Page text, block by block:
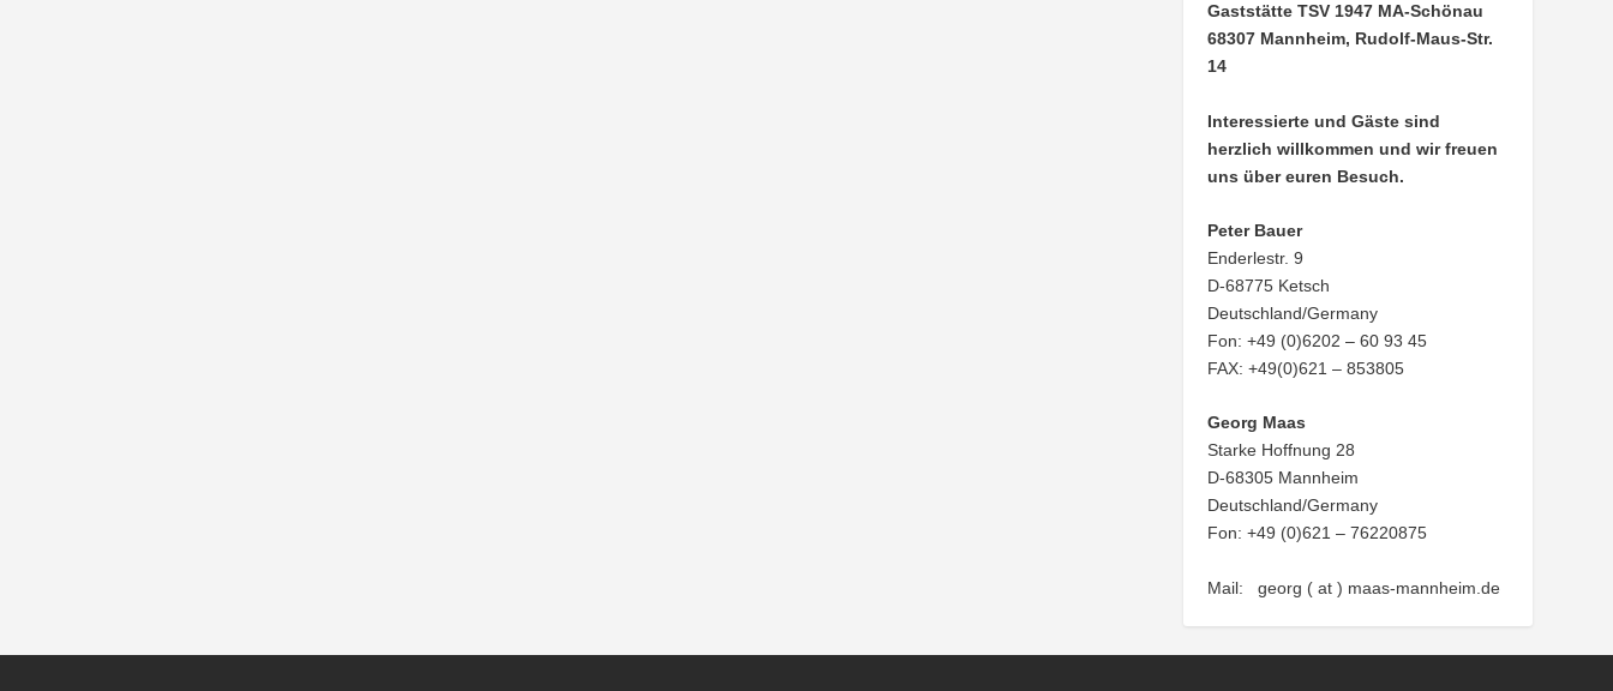
Gaststätte TSV 1947 MA-Schönau
68307 Mannheim, Rudolf-Maus-Str.
14
Interessierte und Gäste sind
herzlich willkommen und wir freuen
uns über euren Besuch.
Peter Bauer
Enderlestr. 9
D-68775 Ketsch
Deutschland/Germany
Fon: +49 (0)6202 – 60 93 45
FAX: +49(0)621 – 853805
Georg Maas
Starke Hoffnung 28
D-68305 Mannheim
Deutschland/Germany
Fon: +49 (0)621 – 76220875
Mail: georg ( at ) maas-mannheim.de